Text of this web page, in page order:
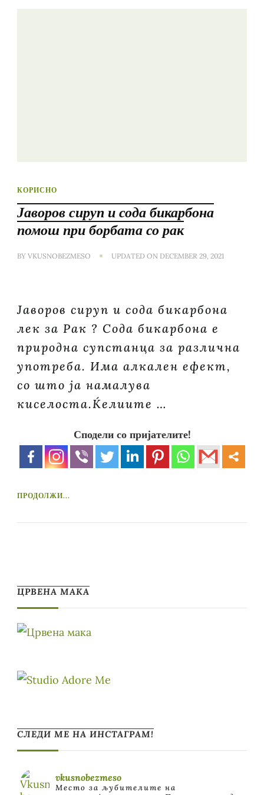
КОРИСНО
Јаворов сируп и сода бикарбона
помош при борбата со рак
BY VKUSNOBEZMESO UPDATED ON DECEMBER 29, 2021
Јаворов сируп и сода бикарбона
лек за Рак ? Сода бикарбона е
природна супстанца за различна
употреба. Има алкален ефект,
со што ја намалува
киселоста.Ќелиите …
Сподели со пријателите!
ПРОДОЛЖИ...
ЦРВЕНА МАКА
СЛЕДИ МЕ НА ИНСТАГРАМ!
vkusnobezmeso
Место за љубителите на